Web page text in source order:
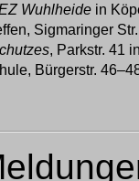
Wuhlheide in
Sigmaringer
, Parkstr. 41
Bürgerstr.